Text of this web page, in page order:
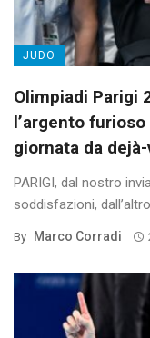
JUDO
Olimpiadi Parigi
l’argento
giornata da dejà-
PARIGI, dal nostro
soddisfazioni,
By Marco Corradi